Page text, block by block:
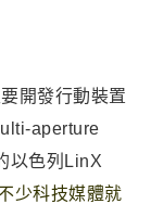
開發行動裝置
aperture
以色列LinX
少科技媒體就